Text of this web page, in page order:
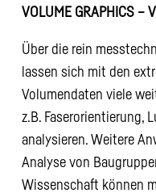
VOLUME GRAPHICS –
Über die rein
lassen sich mit den
Volumendaten viele
z.B. Faserorientierung,
analysieren. Weitere
Analyse von
Wissenschaft können